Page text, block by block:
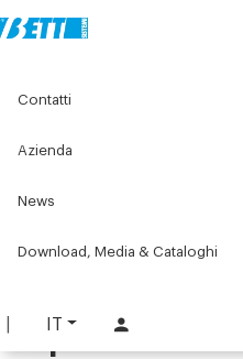
IT
Contatti
Azienda
News
Download, Media & Cataloghi
Banchi e postazioni di
Gambe telescopiche
alluminio con cava 8 mm
Kit
profilato di